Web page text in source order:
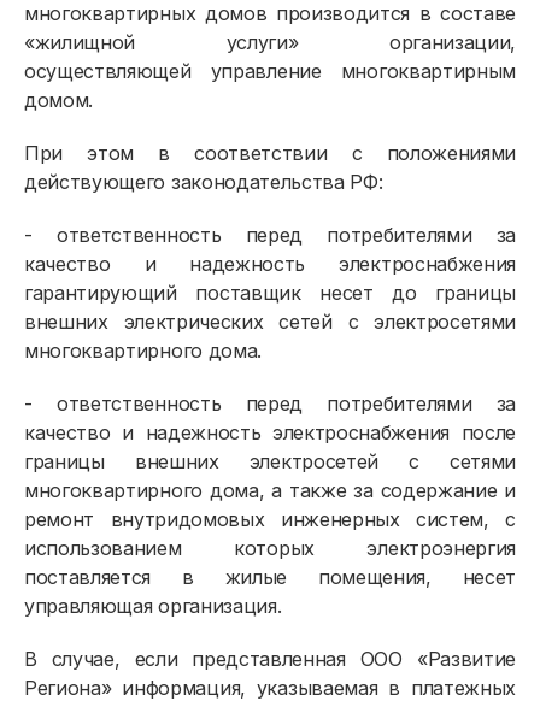
многоквартирных домов производится в составе
«жилищной услуги» организации,
осуществляющей управление многоквартирным
домом.
При этом в соответствии с положениями
действующего законодательства РФ:
- ответственность перед потребителями за
качество и надежность электроснабжения
гарантирующий поставщик несет до границы
внешних электрических сетей с электросетями
многоквартирного дома.
- ответственность перед потребителями за
качество и надежность электроснабжения после
границы внешних электросетей с сетями
многоквартирного дома, а также за содержание и
ремонт внутридомовых инженерных систем, с
использованием которых электроэнергия
поставляется в жилые помещения, несет
управляющая организация.
В случае, если представленная ООО «Развитие
Региона» информация, указываемая в платежных